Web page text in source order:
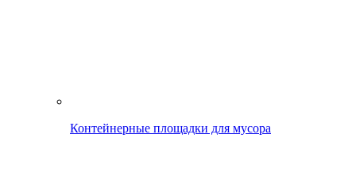
Контейнерные площадки для мусора